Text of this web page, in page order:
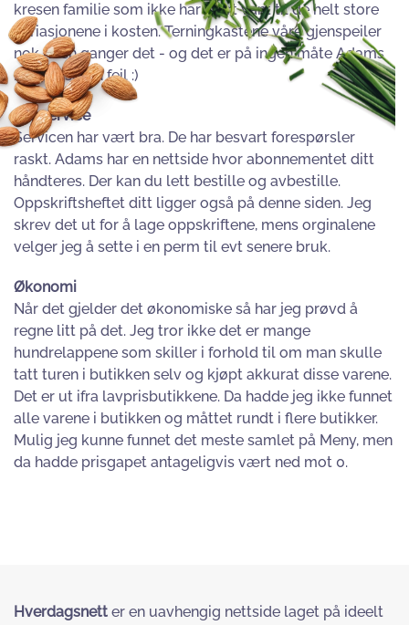
kresen familie som ikke har vært vant til de helt store
variasjonene i kosten. Terningkastene våre gjenspeiler
nok noen ganger det - og det er på ingen måte Adams
matkasse sin feil :)
Bra service
Servicen har vært bra. De har besvart forespørsler
raskt. Adams har en nettside hvor abonnementet ditt
håndteres. Der kan du lett bestille og avbestille.
Oppskriftsheftet ditt ligger også på denne siden. Jeg
skrev det ut for å lage oppskriftene, mens orginalene
velger jeg å sette i en perm til evt senere bruk.
Økonomi
Når det gjelder det økonomiske så har jeg prøvd å
regne litt på det. Jeg tror ikke det er mange
hundrelappene som skiller i forhold til om man skulle
tatt turen i butikken selv og kjøpt akkurat disse varene.
Det er ut ifra lavprisbutikkene. Da hadde jeg ikke funnet
alle varene i butikken og måttet rundt i flere butikker.
Mulig jeg kunne funnet det meste samlet på Meny, men
da hadde prisgapet antageligvis vært ned mot 0.
Hverdagsnett er en uavhengig nettside laget på ideelt